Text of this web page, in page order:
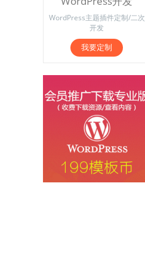
WordPress主题插件定制/二次
开发
我要定制